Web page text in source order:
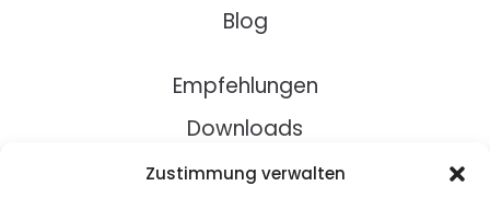
Zustimmung verwalten
Blog
Empfehlungen
Downloads
Rezepte